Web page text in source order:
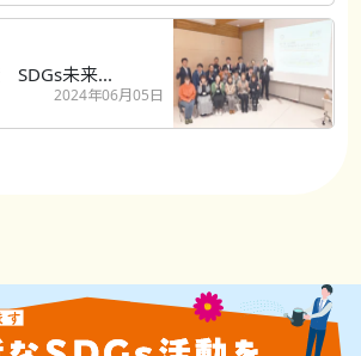
SDGs未来...
2024年06月05日